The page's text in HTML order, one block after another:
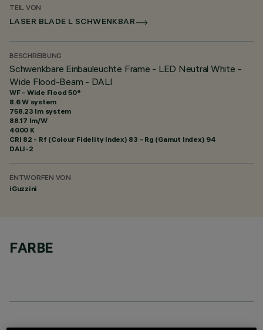
TEIL VON
LASER BLADE L SCHWENKBAR
BESCHREIBUNG
Schwenkbare Einbauleuchte Frame - LED Neutral White -
Wide Flood-Beam - DALI
WF - Wide Flood 50°
8.6 W system
758.23 lm system
88.17 lm/W
4000 K
CRI 82 - Rf (Colour Fidelity Index) 83 - Rg (Gamut Index) 94
DALI-2
ENTWORFEN VON
iGuzzini
FARBE